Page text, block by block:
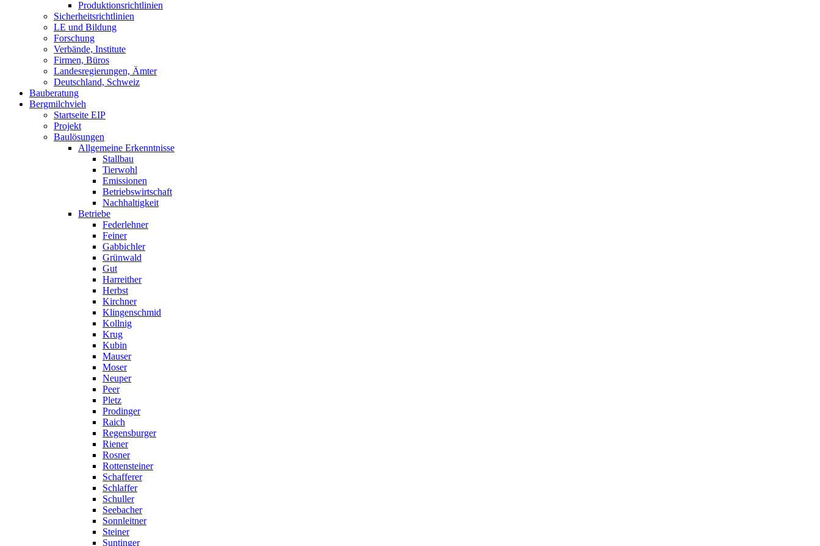
Produktionsrichtlinien
Sicherheitsrichtlinien
LE und Bildung
Forschung
Verbände, Institute
Firmen, Büros
Landesregierungen, Ämter
Deutschland, Schweiz
Bauberatung
Bergmilchvieh
Startseite EIP
Projekt
Baulösungen
Allgemeine Erkenntnisse
Stallbau
Tierwohl
Emissionen
Betriebswirtschaft
Nachhaltigkeit
Betriebe
Federlehner
Feiner
Gabbichler
Grünwald
Gut
Harreither
Herbst
Kirchner
Klingenschmid
Kollnig
Krug
Kubin
Mauser
Moser
Neuper
Peer
Pletz
Prodinger
Raich
Regensburger
Riener
Rosner
Rottensteiner
Schafferer
Schlaffer
Schuller
Seebacher
Sonnleitner
Steiner
Suntinger